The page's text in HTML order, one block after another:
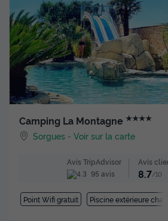
Camping La Montagne ★★★★
Sorgues -Voir sur la carte
Avis TripAdvisor
95 avis
Avis
8.7/10
Point Wifi gratuit Piscine extérieure